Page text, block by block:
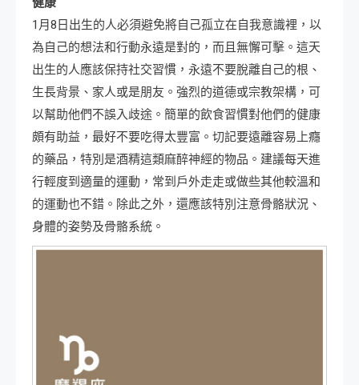
1月8日出生的人必須避免將自己孤立在自我意識裡，以
為自己的想法和行動永遠是對的，而且無懈可擊。這天
出生的人應該保持社交習慣，永遠不要脫離自己的根、
生長背景、家人或是朋友。強烈的道德或宗教架構，可
以幫助他們不誤入歧途。簡單的飲食習慣對他們的健康
頗有助益，最好不要吃得太豐富。切記要遠離容易上癮
的藥品，特別是酒精這類麻醉神經的物品。建議每天進
行輕度到適量的運動，常到戶外走走或做些其他較溫和
的運動也不錯。除此之外，還應該特別注意骨骼狀況、
身體的姿勢及骨骼系統。